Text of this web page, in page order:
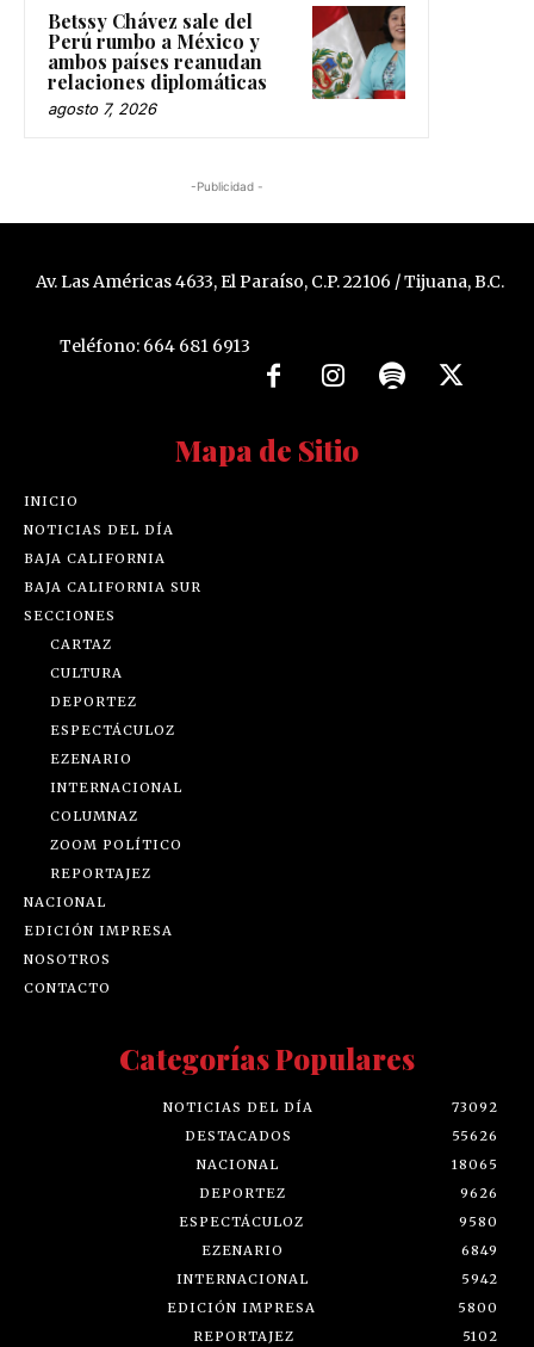
Betssy Chávez sale del
Perú rumbo a México y
ambos países reanudan
relaciones diplomáticas
agosto 7, 2026
-Publicidad -
Av. Las Américas 4633, El Paraíso, C.P. 22106 / Tijuana, B.C.
Teléfono: 664 681 6913
Mapa de Sitio
INICIO
NOTICIAS DEL DÍA
BAJA CALIFORNIA
BAJA CALIFORNIA SUR
SECCIONES
CARTAZ
CULTURA
DEPORTEZ
ESPECTÁCULOZ
EZENARIO
INTERNACIONAL
COLUMNAZ
ZOOM POLÍTICO
REPORTAJEZ
NACIONAL
EDICIÓN IMPRESA
NOSOTROS
CONTACTO
Categorías Populares
NOTICIAS DEL DÍA
73092
DESTACADOS
55626
NACIONAL
18065
DEPORTEZ
9626
ESPECTÁCULOZ
9580
EZENARIO
6849
INTERNACIONAL
5942
EDICIÓN IMPRESA
5800
REPORTAJEZ
5102